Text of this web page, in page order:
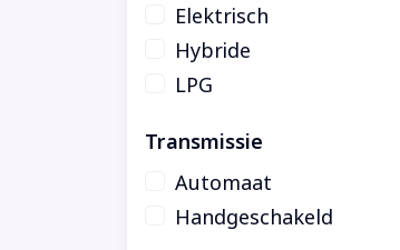
Elektrisch
Hybride
LPG
Transmissie
Automaat
Handgeschakeld